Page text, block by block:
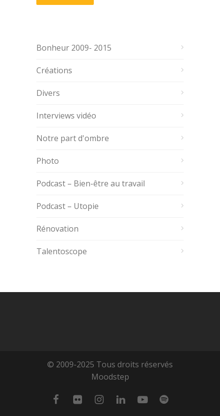
Bonheur 2009- 2015
Créations
Divers
Interviews vidéo
Notre part d'ombre
Photo
Podcast – Bien-être au travail
Podcast – Utopie
Rénovation
Talentoscope
© 2009-2025 Tous droits réservés
Moodstep